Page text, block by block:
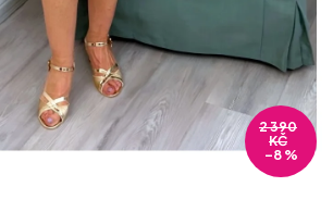
2 390
KČ
–8 %